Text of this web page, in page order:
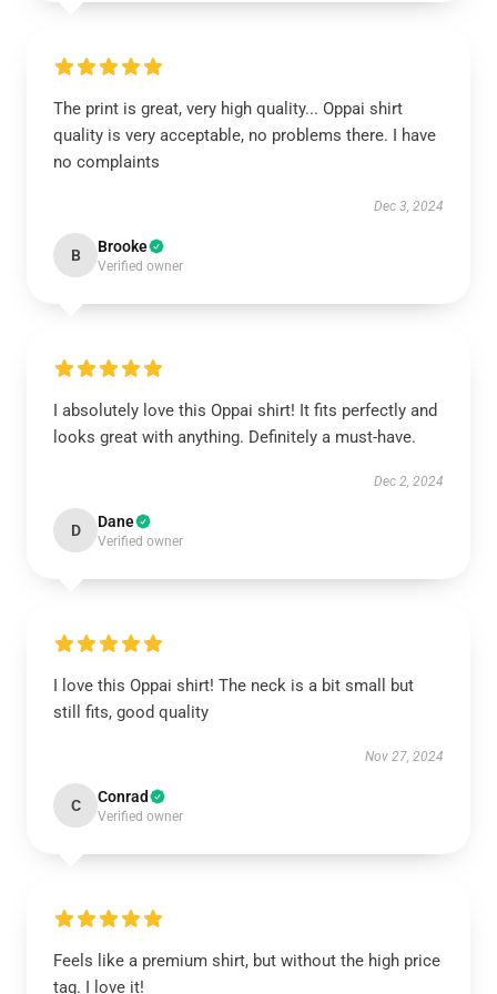
The print is great, very high quality... Oppai shirt
quality is very acceptable, no problems there. I have
no complaints
Dec 3, 2024
B Brooke
Verified owner
I absolutely love this Oppai shirt! It fits perfectly and
looks great with anything. Definitely a must-have.
Dec 2, 2024
D Dane
Verified owner
I love this Oppai shirt! The neck is a bit small but
still fits, good quality
Nov 27, 2024
C Conrad
Verified owner
Feels like a premium shirt, but without the high price
tag. I love it!